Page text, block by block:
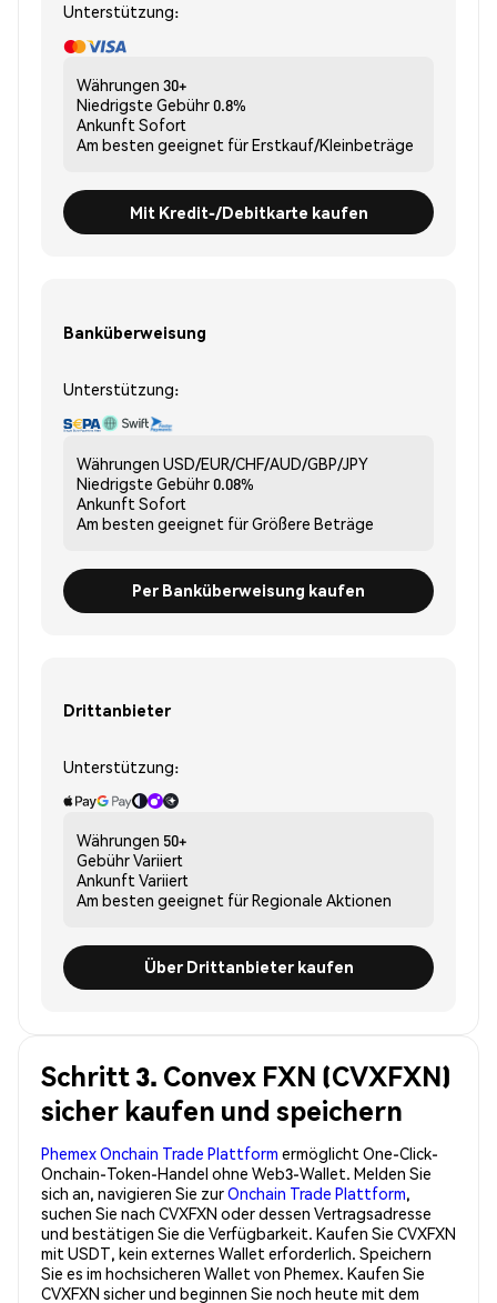
Unterstützung:
Währungen 30+
Niedrigste Gebühr0.8%
Ankunft Sofort
Am besten geeignet fürErstkauf/Kleinbeträge
Mit Kredit-/Debitkarte kaufen
Banküberweisung
Unterstützung:
Währungen USD/EUR/CHF/AUD/GBP/JPY
Niedrigste Gebühr0.08%
Ankunft Sofort
Am besten geeignet fürGrößere Beträge
Per Banküberweisung kaufen
Drittanbieter
Unterstützung:
Währungen 50+
GebührVariiert
Ankunft Variiert
Am besten geeignet fürRegionale Aktionen
Über Drittanbieter kaufen
Schritt 3. Convex FXN (CVXFXN)
sicher kaufen und speichern
Phemex Onchain Trade Plattform ermöglicht One-Click-
Onchain-Token-Handel ohne Web3-Wallet. Melden Sie
sich an, navigieren Sie zurOnchain Trade Plattform,
suchen Sie nach CVXFXN oder dessen Vertragsadresse
und bestätigen Sie die Verfügbarkeit. Kaufen Sie CVXFXN
mit USDT, kein externes Wallet erforderlich. Speichern
Sie es im hochsicheren Wallet von Phemex. Kaufen Sie
CVXFXN sicher und beginnen Sie noch heute mit dem